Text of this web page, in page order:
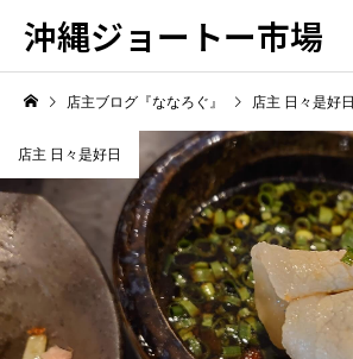
沖縄ジョートー市場
店主ブログ『ななろぐ』 店主 日々是好日
店主 日々是好日